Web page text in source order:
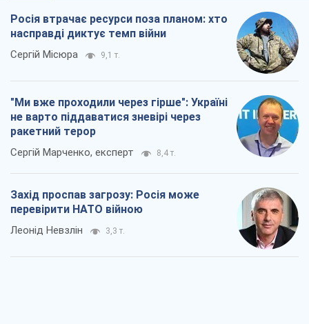
Росія втрачає ресурси поза планом: хто
насправді диктує темп війни
Сергій Місюра 9,1 т.
"Ми вже проходили через гірше": Україні
не варто піддаватися зневірі через
ракетний терор
Сергій Марченко, експерт 8,4 т.
Захід проспав загрозу: Росія може
перевірити НАТО війною
Леонід Невзлін 3,3 т.